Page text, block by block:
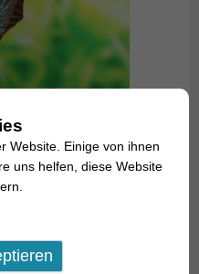
Website. Einige von ihnen
uns helfen, diese Website